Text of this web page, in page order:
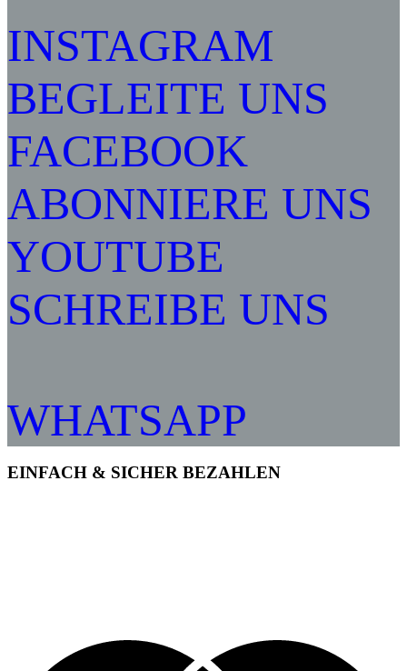
INSTAGRAM
BEGLEITE UNS
FACEBOOK
ABONNIERE UNS
YOUTUBE
SCHREIBE UNS
WHATSAPP
EINFACH & SICHER BEZAHLEN